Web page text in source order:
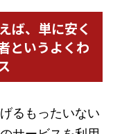
ば、単に安く
というよくわ
るもったいない